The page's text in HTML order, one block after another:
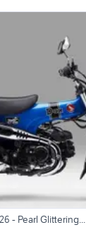
- Pearl Glittering...